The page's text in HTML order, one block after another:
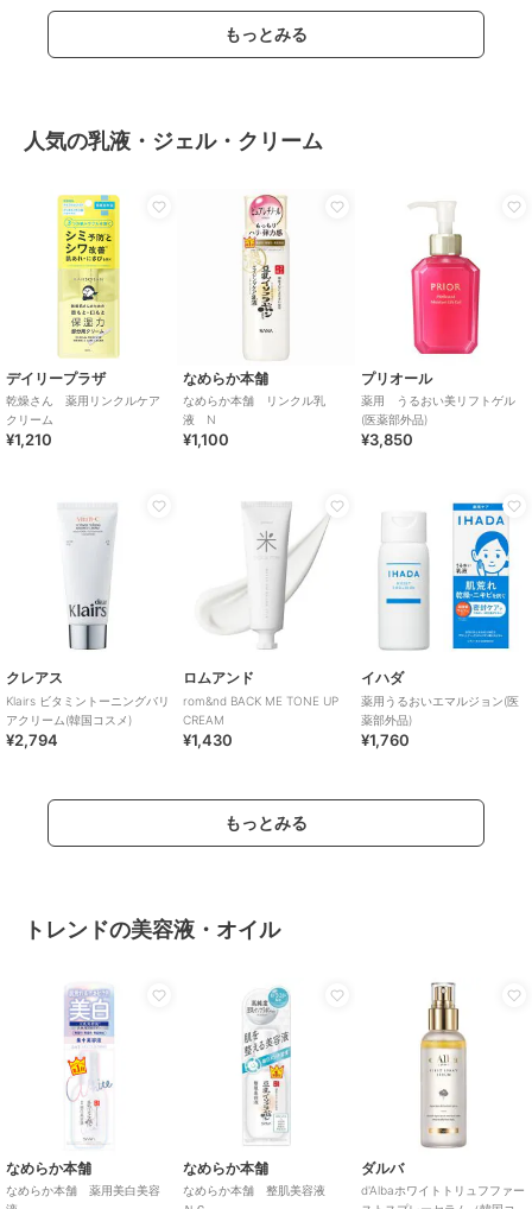
もっとみる
人気の乳液・ジェル・クリーム
デイリープラザ
乾燥さん 薬用リンクルケア
クリーム
¥1,210
なめらか本舗
なめらか本舗 リンクル乳
液 N
¥1,100
プリオール
薬用 うるおい美リフトゲル
(医薬部外品)
¥3,850
クレアス
Klairs ビタミントーニングバリ
アクリーム(韓国コスメ)
¥2,794
ロムアンド
rom&nd BACK ME TONE UP
CREAM
¥1,430
イハダ
薬用うるおいエマルジョン(医
薬部外品)
¥1,760
もっとみる
トレンドの美容液・オイル
なめらか本舗
なめらか本舗 薬用美白美容
なめらか本舗
なめらか本舗 整肌美容液
ダルバ
d'Albaホワイトトリュフファー